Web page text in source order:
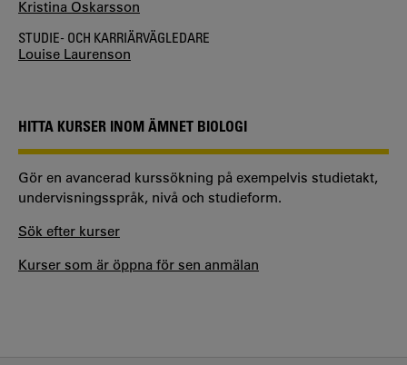
Kristina Oskarsson
STUDIE- OCH KARRIÄRVÄGLEDARE
Louise Laurenson
HITTA KURSER INOM ÄMNET BIOLOGI
Gör en avancerad kurssökning på exempelvis studietakt,
undervisningsspråk, nivå och studieform.
Sök efter kurser
Kurser som är öppna för sen anmälan